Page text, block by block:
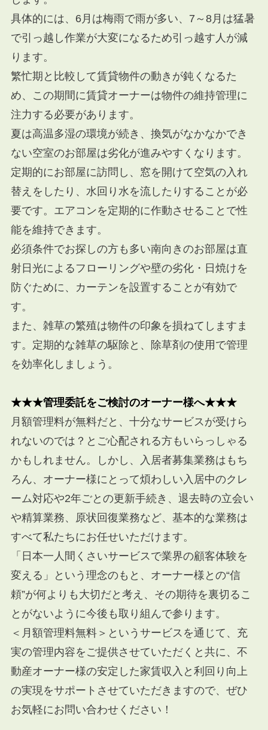
具体的には、6月は梅雨で雨が多い、7～8月は猛暑
で引っ越し作業が大変になるため引っ越す人が減
ります。
繁忙期と比較して賃貸物件の動きが鈍くなるた
め、この期間に賃貸オーナーは物件の維持管理に
注力する必要があります。
夏は高温多湿の環境が続き、換気がなかなかでき
ない空室のお部屋は劣化が進みやすくなります。
定期的にお部屋に訪問し、窓を開けて空気の入れ
替えをしたり、水回り水を流したりすることが必
要です。エアコンを定期的に作動させることで性
能を維持できます。
必須条件でお探しの方も多い南向きのお部屋は直
射日光によるフローリングや壁の劣化・日焼けを
防ぐために、カーテンを設置することが有効で
す。
また、雑草の繁殖は物件の印象を損ねてしますま
す。定期的な雑草の駆除と、除草剤の使用で管理
を効率化しましょう。
★★★管理委託をご検討のオーナー様へ★★★
月額管理料が無料だと、十分なサービスが受けら
れないのでは？とご心配される方もいらっしゃる
かもしれません。しかし、入居者募集業務はもち
ろん、オーナー様にとって煩わしい入居中のクレ
ーム対応や2年ごとの更新手続き、退去時の立会い
や精算業務、原状回復業務など、基本的な業務は
すべて私たちにお任せいただけます。
「日本一人間くさいサービスで業界の顧客体験を
変える」という理念のもと、オーナー様との“信
頼”が何よりも大切だと考え、その期待を裏切るこ
とがないように今後も取り組んで参ります。
＜月額管理料無料＞というサービスを通じて、充
実の管理内容をご提供させていただくと共に、不
動産オーナー様の安定した家賃収入と利回り向上
の実現をサポートさせていただきますので、ぜひ
お気軽にお問い合わせください！